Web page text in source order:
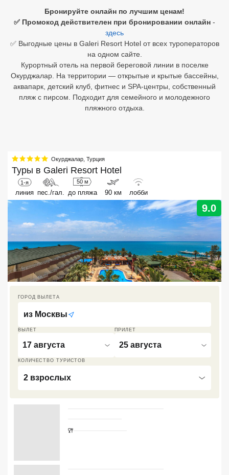
Бронируйте онлайн по лучшим ценам!
✅ Промокод действителен при бронировании онлайн -
здесь
✅ Выгодные цены в Galeri Resort Hotel от всех туроператоров
на одном сайте.
Курортный отель на первой береговой линии в поселке
Окурджалар. На территории — открытые и крытые бассейны,
аквапарк, детский клуб, фитнес и SPA-центры, собственный
пляж с пирсом. Подходит для семейного и молодежного
пляжного отдыха.
Окурджалар, Турция
Туры в Galeri Resort Hotel
1-я
линия пес./гал.
50 м
до пляжа 90 км лобби
9.0
ВЫЛЕТ
17 августа
ПРИЛЕТ
25 августа
КОЛИЧЕСТВО ТУРИСТОВ
2 взрослых
ГОРОД ВЫЛЕТА
из Москвы
Египет
Куба
Бали
Вьетнам
Южный Гоа
Занзибар
Абхазия
Большой Сочи
Кав Мин Воды
Экскурсионные туры
Лучшие отели 3* звезды
Сетевые отели Турции